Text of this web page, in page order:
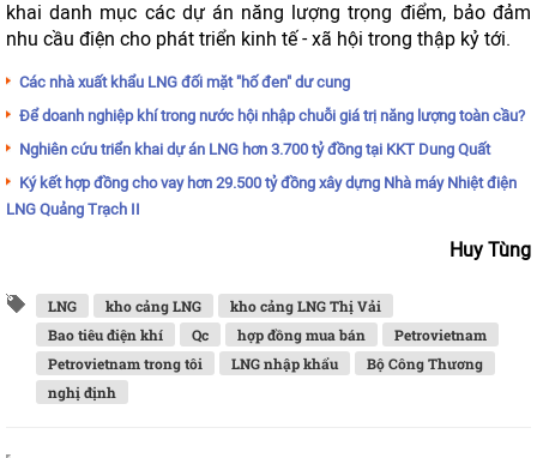
khai danh mục các dự án năng lượng trọng điểm, bảo đảm
nhu cầu điện cho phát triển kinh tế - xã hội trong thập kỷ tới.
Các nhà xuất khẩu LNG đối mặt "hố đen" dư cung
Để doanh nghiệp khí trong nước hội nhập chuỗi giá trị năng lượng toàn cầu?
Nghiên cứu triển khai dự án LNG hơn 3.700 tỷ đồng tại KKT Dung Quất
Ký kết hợp đồng cho vay hơn 29.500 tỷ đồng xây dựng Nhà máy Nhiệt điện
LNG Quảng Trạch II
Huy Tùng
LNG kho cảng LNG
kho cảng LNG Thị Vải
Bao tiêu điện khí
Qc hợp đồng mua bán
Petrovietnam
Petrovietnam trong tôi
LNG nhập khẩu
Bộ Công Thương
nghị định